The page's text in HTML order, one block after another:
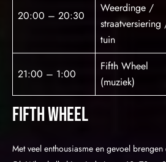
20:00 – 20:30
Weerdinge /
tuin
21:00 – 1:00
Fifth Wheel
(muziek)
Fifth wheel
Met veel enthousiasme en gevoel